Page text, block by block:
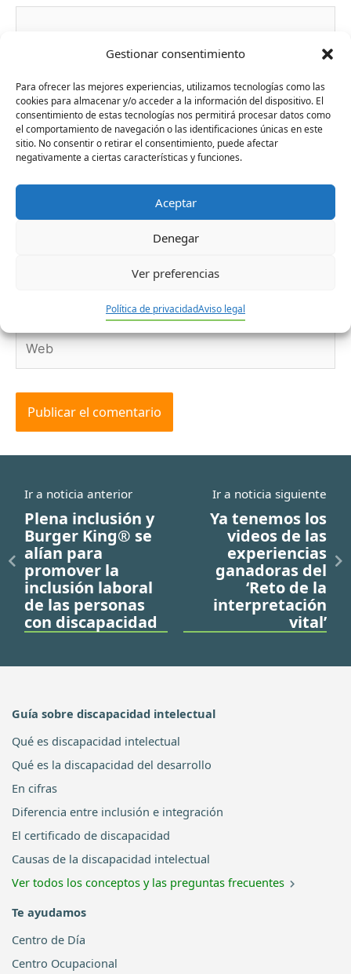
Gestionar consentimiento
Para ofrecer las mejores experiencias, utilizamos tecnologías como las
cookies para almacenar y/o acceder a la información del dispositivo. El
consentimiento de estas tecnologías nos permitirá procesar datos como
el comportamiento de navegación o las identificaciones únicas en este
sitio. No consentir o retirar el consentimiento, puede afectar
negativamente a ciertas características y funciones.
Aceptar
Denegar
Ver preferencias
Política de privacidadAviso legal
Web
Ir a noticia anterior
Plena inclusión y
Burger King® se
alían para
promover la
inclusión laboral
de las personas
con discapacidad
Ir a noticia siguiente
Ya tenemos los
videos de las
experiencias
ganadoras del
‘Reto de la
interpretación
vital’
Guía sobre discapacidad intelectual
Qué es discapacidad intelectual
Qué es la discapacidad del desarrollo
En cifras
Diferencia entre inclusión e integración
El certificado de discapacidad
Causas de la discapacidad intelectual
Ver todos los conceptos y las preguntas frecuentes
Te ayudamos
Centro de Día
Centro Ocupacional